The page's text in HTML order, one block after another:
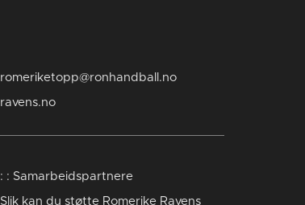
romeriketopp@ronhandball.no
ravens.no
: : Samarbeidspartnere
Slik kan du støtte Romerike Ravens